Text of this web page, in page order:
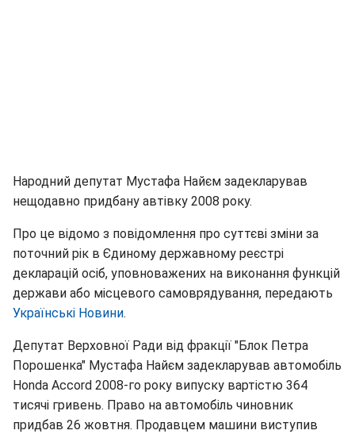
Народний депутат Мустафа Найєм задекларував
нещодавно придбану автівку 2008 року.
Про це відомо з повідомлення про суттєві зміни за
поточний рік в Єдиному державному реєстрі
декларацій осіб, уповноважених на виконання функцій
держави або місцевого самоврядування, передають
Українські Новини.
Депутат Верховної Ради від фракції "Блок Петра
Порошенка" Мустафа Найєм задекларував автомобіль
Honda Accord 2008-го року випуску вартістю 364
тисячі гривень. Право на автомобіль чиновник
придбав 26 жовтня. Продавцем машини виступив